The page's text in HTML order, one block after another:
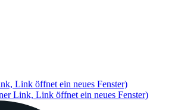
Link öffnet ein neues Fenster)
Link, Link öffnet ein neues Fenster)